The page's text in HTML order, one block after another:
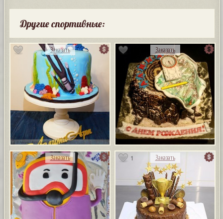
Другие спортивные:
Заказать Заказать
2 Заказать 1 Заказать